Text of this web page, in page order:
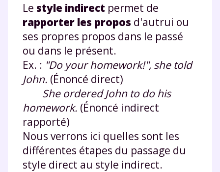
Le style indirect permet de
rapporter les propos d'autrui ou
ses propres propos dans le passé
ou dans le présent.
Ex. : "Do your homework!", she told
John. (Énoncé direct)
She ordered John to do his
homework. (Énoncé indirect
rapporté)
Nous verrons ici quelles sont les
différentes étapes du passage du
style direct au style indirect.